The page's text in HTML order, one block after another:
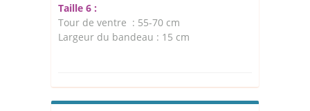
Taille 6 :
Tour de ventre : 55-70 cm
Largeur du bandeau : 15 cm